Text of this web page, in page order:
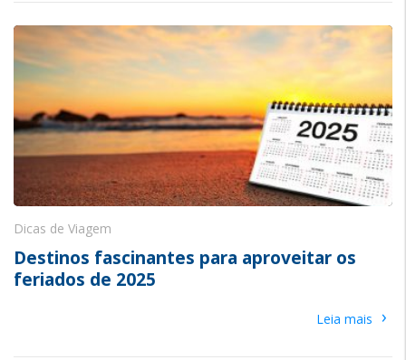
Dicas de Viagem
Destinos fascinantes para aproveitar os
feriados de 2025
Leia mais ›